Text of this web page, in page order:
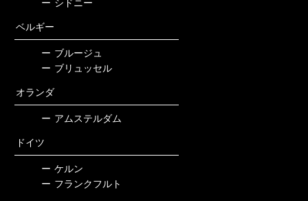
ー シドニー
ベルギー
ー ブルージュ
ー ブリュッセル
オランダ
ー アムステルダム
ドイツ
ー ケルン
ー フランクフルト